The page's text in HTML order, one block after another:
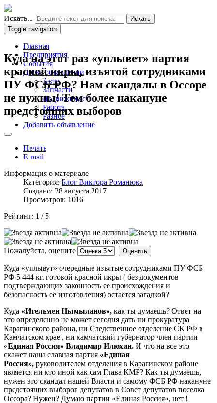
Искать...
Искать
Toggle navigation
Главная
Предприятия
События
Доска объявлений
Авто
Запчасти
Недвижимость
Работа
Разное
Добавить объявление
Куда на этот раз «уплывет» партия
красной икры, изъятой сотрудниками
ПУ ФСБ РФ? Нам скандалы в Оссоре
не нужны! Тем более накануне
предстоящих выборов
Печать
E-mail
Информация о материале
Категория: Блог Виктора Романюка
Создано: 28 августа 2017
Просмотров: 1016
Рейтинг: 1 / 5
Пожалуйста, оцените
Куда «уплывут» очередные изъятые сотрудниками ПУ ФСБ
РФ 5 444 кг. готовой красной икры ( без документов
подтверждающих законность ее происхождения и
безопасность ее изготовления) остается загадкой?
Куда «Ительмен Нымыланов», как ты думаешь? Ответ на
это определенно не может сегодня дать ни прокуратура
Карагинского района, ни Следственное отделение СК РФ в
Камчатском крае , ни камчатский губернатор член партии
«Единая Россия» Владимир Илюхин. И что на все это
скажет наша славная партия «Единая
Россия», руководителем отделения в Карагинском районе
является ни кто иной как сам Глава КМР? Как ты думаешь,
нужен это скандал нашей Власти и самому ФСБ РФ накануне
предстоящих выборов депутатов в Совет депутатов поселка
Оссора? Нужен? Думаю партии «Единая Россия», нет !